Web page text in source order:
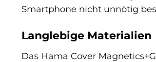
Smartphone nicht unnötig
Langlebige Materialien
Das Hama Cover